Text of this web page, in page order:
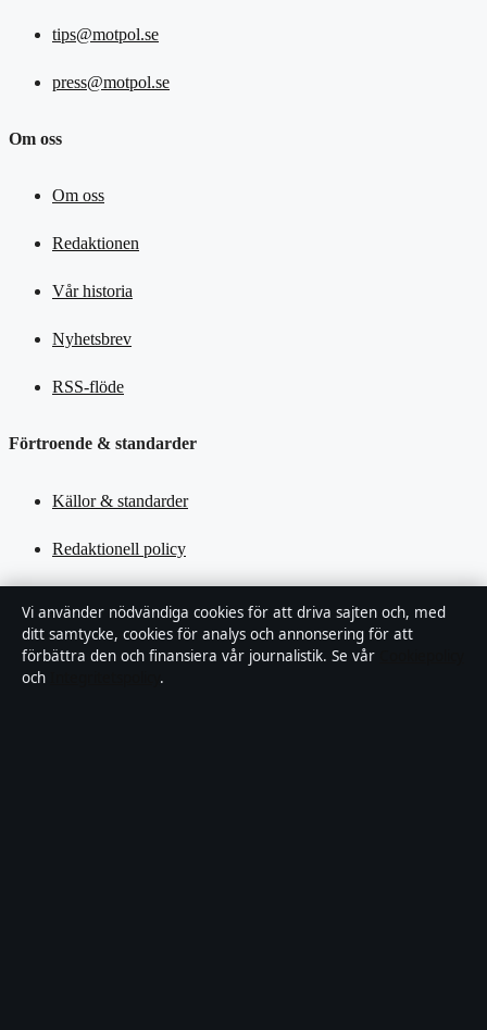
tips@motpol.se
press@motpol.se
Om oss
Om oss
Redaktionen
Vår historia
Nyhetsbrev
RSS-flöde
Förtroende & standarder
Källor & standarder
Redaktionell policy
Tillgänglighetsredogörelse
Vi använder nödvändiga cookies för att driva sajten och, med
ditt samtycke, cookies för analys och annonsering för att
förbättra den och finansiera vår journalistik. Se vår
och
.